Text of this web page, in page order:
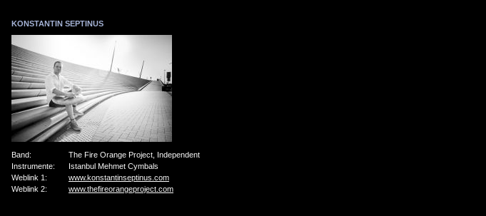
KONSTANTIN SEPTINUS
Band:
The Fire Orange Project, Independent
Instrumente:
Istanbul Mehmet Cymbals
Weblink 1:
www.konstantinseptinus.com
Weblink 2:
www.thefireorangeproject.com